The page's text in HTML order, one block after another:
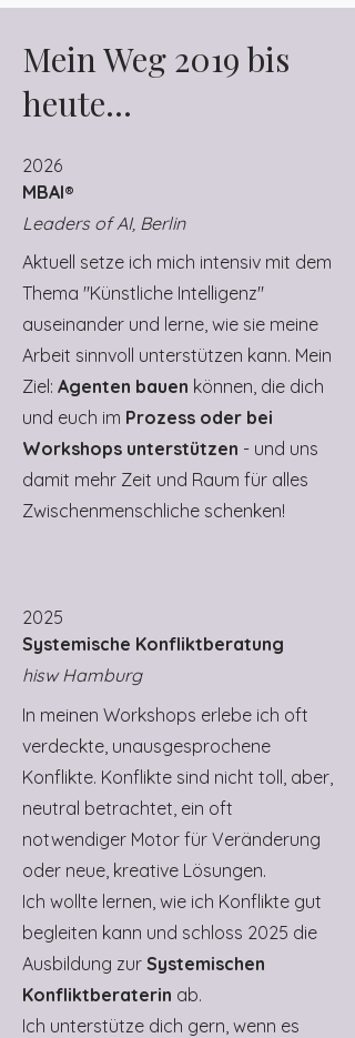
Mein Weg 2019 bis
heute...
2026
MBAI®
Leaders of AI, Berlin
Aktuell setze ich mich intensiv mit dem
Thema "Künstliche Intelligenz"
auseinander und lerne, wie sie meine
Arbeit sinnvoll unterstützen kann. Mein
Ziel: Agenten bauen können, die dich
und euch im Prozess oder bei
Workshops unterstützen - und uns
damit mehr Zeit und Raum für alles
Zwischenmenschliche schenken!
2025
Systemische Konfliktberatung
hisw Hamburg
In meinen Workshops erlebe ich oft
verdeckte, unausgesprochene
Konflikte. Konflikte sind nicht toll, aber,
neutral betrachtet, ein oft
notwendiger Motor für Veränderung
oder neue, kreative Lösungen.
Ich wollte lernen, wie ich Konflikte gut
begleiten kann und schloss 2025 die
Ausbildung zur Systemischen
Konfliktberaterin ab.
Ich unterstütze dich gern, wenn es